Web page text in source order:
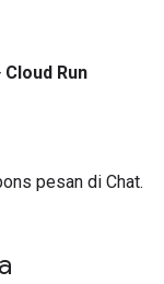
Cloud Run
pesan di Chat.